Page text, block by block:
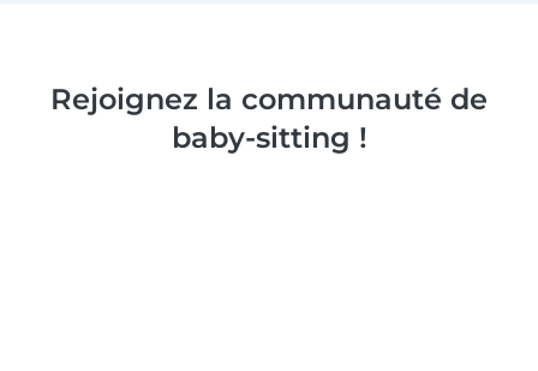
Rejoignez la communauté de
baby-sitting !